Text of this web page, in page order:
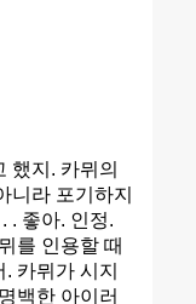
했지. 카뮈의
니라 포기하지
.
를 인용할 때
카뮈가 시지